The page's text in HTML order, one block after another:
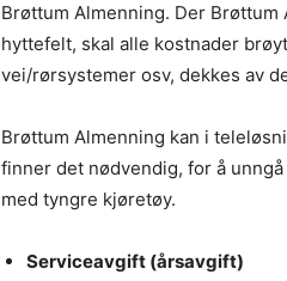
Brøttum Almenning. Der
hyttefelt, skal alle kostnader
vei/rørsystemer osv, dekkes av
Brøttum Almenning kan i
finner det nødvendig, for å
med tyngre kjøretøy.
Serviceavgift (årsavgift)